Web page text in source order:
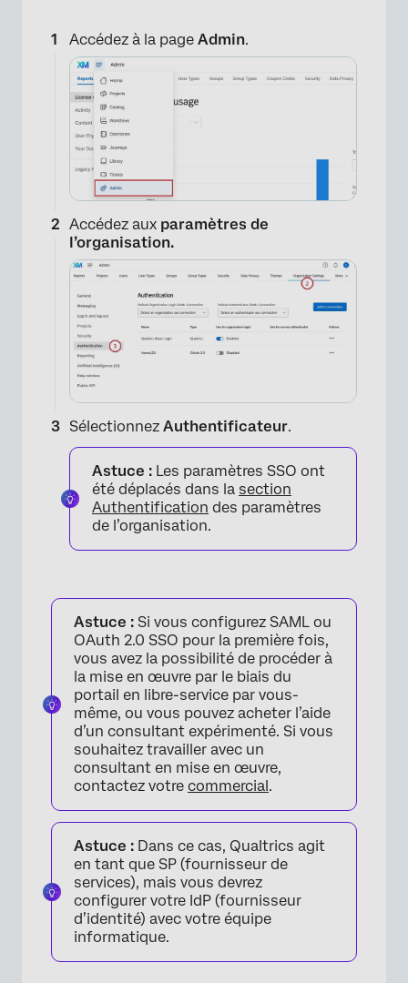
Accédez à la page Admin.
Accédez aux paramètres de
l’organisation.
Sélectionnez Authentificateur.
Astuce : Les paramètres SSO ont
été déplacés dans la section
Authentification des paramètres
de l’organisation.
Astuce : Si vous configurez SAML ou
OAuth 2.0 SSO pour la première fois,
vous avez la possibilité de procéder à
la mise en œuvre par le biais du
portail en libre-service par vous-
même, ou vous pouvez acheter l’aide
d’un consultant expérimenté. Si vous
souhaitez travailler avec un
consultant en mise en œuvre,
contactez votre commercial .
Astuce : Dans ce cas, Qualtrics agit
en tant que SP (fournisseur de
services), mais vous devrez
configurer votre IdP (fournisseur
d’identité) avec votre équipe
informatique.